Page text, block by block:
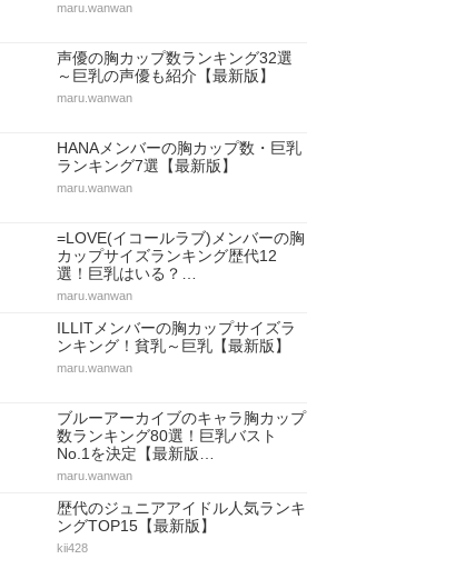
maru.wanwan
声優の胸カップ数ランキング32選
～巨乳の声優も紹介【最新版】
maru.wanwan
HANAメンバーの胸カップ数・巨乳
ランキング7選【最新版】
maru.wanwan
=LOVE(イコールラブ)メンバーの胸
カップサイズランキング歴代12
選！巨乳はいる？…
maru.wanwan
ILLITメンバーの胸カップサイズラ
ンキング！貧乳～巨乳【最新版】
maru.wanwan
ブルーアーカイブのキャラ胸カップ
数ランキング80選！巨乳バスト
No.1を決定【最新版…
maru.wanwan
歴代のジュニアアイドル人気ランキ
ングTOP15【最新版】
kii428